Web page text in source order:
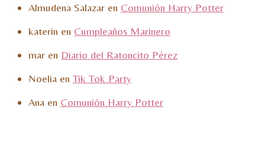
Almudena Salazar en Comunión Harry Potter
katerin en Cumpleaños Marinero
mar en Diario del Ratoncito Pérez
Noelia en Tik Tok Party
Ana en Comunión Harry Potter